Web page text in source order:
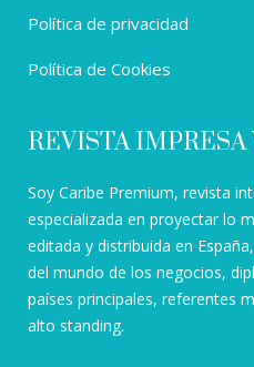
Política de privacidad
Política de Cookies
REVISTA
Soy Caribe Premium, revista
especializada en proyectar lo
editada y distribuida en
del mundo de los negocios,
países principales, referentes
alto standing.